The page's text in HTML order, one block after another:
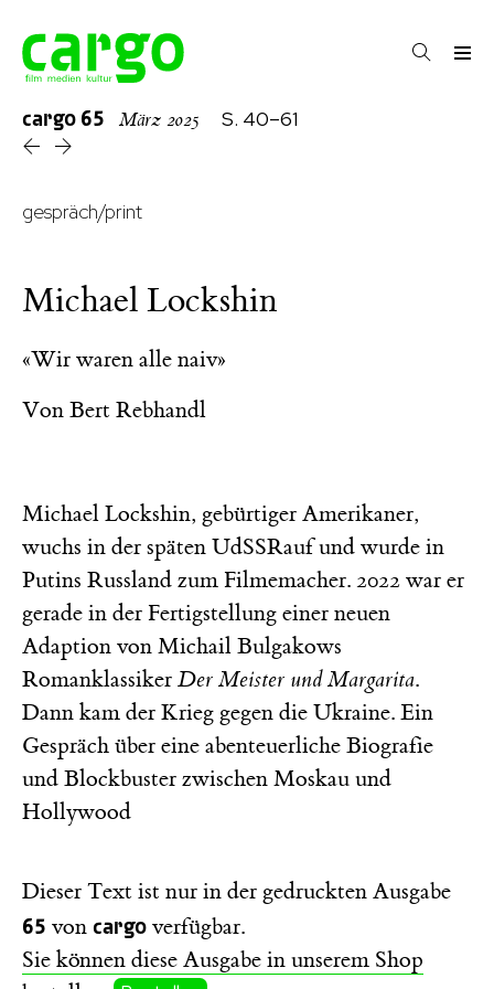
cargo 65 März 2025 S. 40–61
gespräch/print
Michael Lockshin
«Wir waren alle naiv»
Von Bert Rebhandl
Michael Lockshin, gebürtiger Amerikaner,
wuchs in der späten UdSSRauf und wurde in
Putins Russland zum Filmemacher. 2022 war er
gerade in der Fertigstellung einer neuen
Adaption von Michail Bulgakows
Romanklassiker Der Meister und Margarita.
Dann kam der Krieg gegen die Ukraine. Ein
Gespräch über eine abenteuerliche Biografie
und Blockbuster zwischen Moskau und
Hollywood
Dieser Text ist nur in der gedruckten Ausgabe
65 von cargo verfügbar.
Sie können diese Ausgabe in unserem Shop